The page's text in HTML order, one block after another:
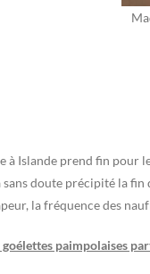
à Islande prend fin
doute précipité la fin
la fréquence des
paimpolaises